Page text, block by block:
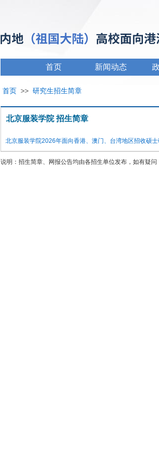
首页 新闻动态
首页 >> 研究生招生简章
北京服装学院 招生简章
北京服装学院2026年面向香港、澳门、台湾地区招收硕
说明：招生简章、网报公告均由各招生单位发布，如有疑